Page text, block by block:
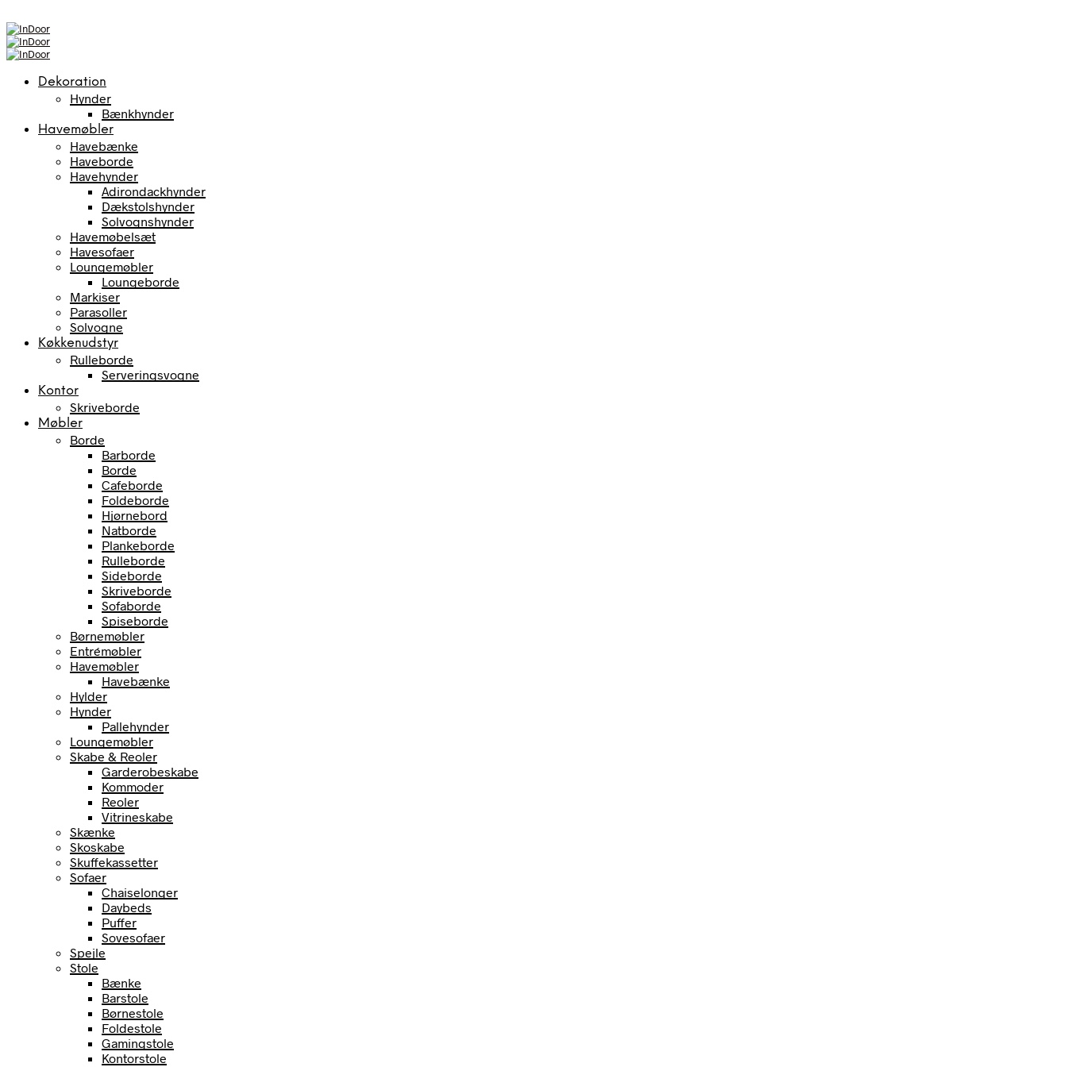
Dekoration
Hynder
Bænkhynder
Havemøbler
Havebænke
Haveborde
Havehynder
Adirondackhynder
Dækstolshynder
Solvognshynder
Havemøbelsæt
Havesofaer
Loungemøbler
Loungeborde
Markiser
Parasoller
Solvogne
Køkkenudstyr
Rulleborde
Serveringsvogne
Kontor
Skriveborde
Møbler
Borde
Barborde
Borde
Cafeborde
Foldeborde
Hjørnebord
Natborde
Plankeborde
Rulleborde
Sideborde
Skriveborde
Sofaborde
Spiseborde
Børnemøbler
Entrémøbler
Havemøbler
Havebænke
Hylder
Hynder
Pallehynder
Loungemøbler
Skabe & Reoler
Garderobeskabe
Kommoder
Reoler
Vitrineskabe
Skænke
Skoskabe
Skuffekassetter
Sofaer
Chaiselonger
Daybeds
Puffer
Sovesofaer
Spejle
Stole
Bænke
Barstole
Børnestole
Foldestole
Gamingstole
Kontorstole